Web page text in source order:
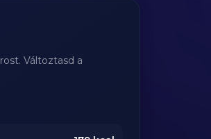
rost. Változtasd a